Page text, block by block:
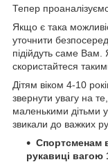
Тепер
Якщо є така
уточнити
підійдуть саме Вам.
скористайтеся
Дітям віком 4-10
звернути увагу на
маленькими дітьми
звикали до важких
Спортсменам
рукавиці вагою